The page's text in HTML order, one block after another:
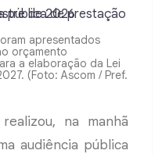
apresentados
orçamento
a elaboração da Lei
(Foto: Ascom / Pref.
na manhã
audiência pública